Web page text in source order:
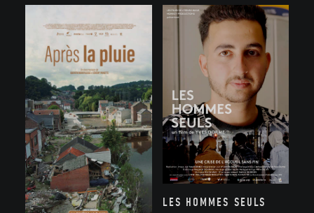
LES HOMMES SEULS